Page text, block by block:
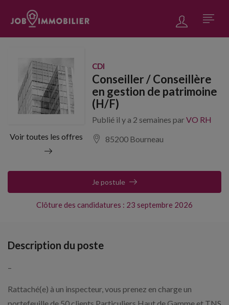
Voir toutes les offres
CDI
Conseiller / Conseillère
en gestion de patrimoine
(H/F)
Publié il y a 2 semaines parVO RH
85200 Bourneau
Clôture des candidatures : 23 septembre 2026
Je postule
Description du poste
–
Rattaché(e) à un inspecteur, vous prenez en charge un
portefeuille de 50 clients Particuliers Haut de Gamme et TNS